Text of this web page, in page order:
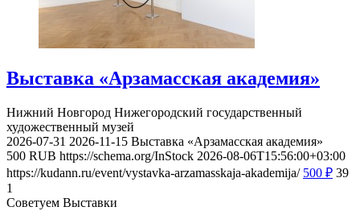
Выставка «Арзамасская академия»
Нижний Новгород Нижегородский государственный
художественный музей
2026-07-31 2026-11-15 Выставка «Арзамасская академия»
500 RUB https://schema.org/InStock 2026-08-06T15:56:00+03:00
https://kudann.ru/event/vystavka-arzamasskaja-akademija/ 500 ₽ 39
1
Советуем Выставки